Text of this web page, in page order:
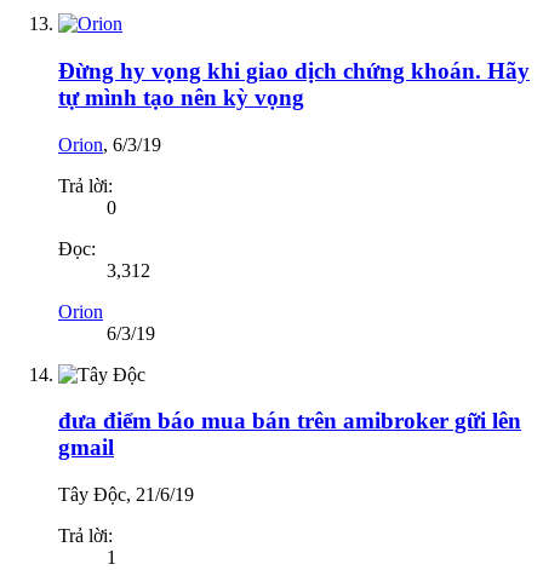
Đừng hy vọng khi giao dịch chứng khoán. Hãy
tự mình tạo nên kỳ vọng
Orion, 6/3/19
Trả lời:
0
Đọc:
3,312
Orion
6/3/19
đưa điểm báo mua bán trên amibroker gữi lên
gmail
Tây Độc, 21/6/19
Trả lời:
1